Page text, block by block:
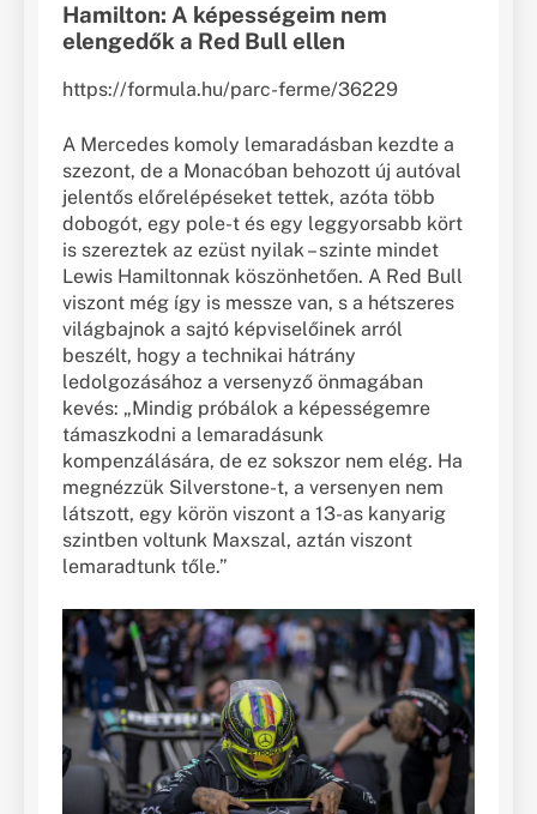
Hamilton: A képességeim nem
elengedők a Red Bull ellen
https://formula.hu/parc-ferme/36229
A Mercedes komoly lemaradásban kezdte a
szezont, de a Monacóban behozott új autóval
jelentős előrelépéseket tettek, azóta több
dobogót, egy pole-t és egy leggyorsabb kört
is szereztek az ezüst nyilak – szinte mindet
Lewis Hamiltonnak köszönhetően. A Red Bull
viszont még így is messze van, s a hétszeres
világbajnok a sajtó képviselőinek arról
beszélt, hogy a technikai hátrány
ledolgozásához a versenyző önmagában
kevés: „Mindig próbálok a képességemre
támaszkodni a lemaradásunk
kompenzálására, de ez sokszor nem elég. Ha
megnézzük Silverstone-t, a versenyen nem
látszott, egy körön viszont a 13-as kanyarig
szintben voltunk Maxszal, aztán viszont
lemaradtunk tőle.”